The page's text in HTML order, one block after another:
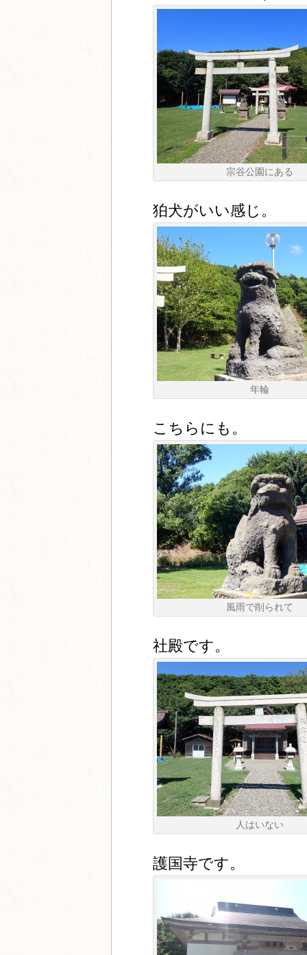
宗谷公園にある
狛犬がいい感じ。
年輪
こちらにも。
風雨で削られて
社殿です。
人はいない
護国寺です。